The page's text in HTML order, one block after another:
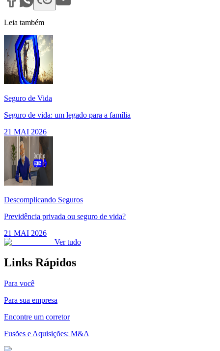
Leia também
Seguro de Vida
Seguro de vida: um legado para a família
21 MAI 2026
Descomplicando Seguros
Previdência privada ou seguro de vida?
21 MAI 2026
Ver tudo
Links Rápidos
Para você
Para sua empresa
Encontre um corretor
Fusões e Aquisições: M&A